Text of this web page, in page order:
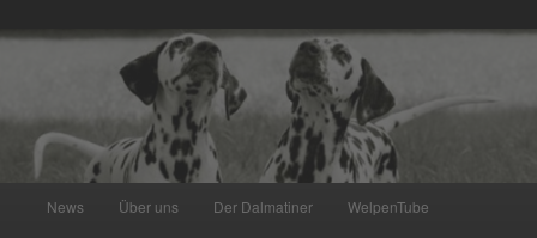
News Über uns Der Dalmatiner WelpenTube